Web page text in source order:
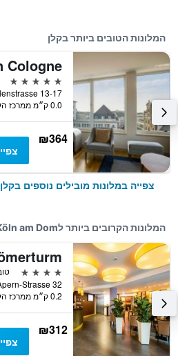
המלונות הטובים ביותר בקלן
5 כוכבים
0.0 ק״מ ממרכז העיר
₪364
צפייה במלונות מובילים נוספים בקלן
המלונות הקרובים ביותר לCerano City Hotel Köln am Dom
4 כוכבים
טוב
0.2 ק״מ ממרכז העיר
₪312